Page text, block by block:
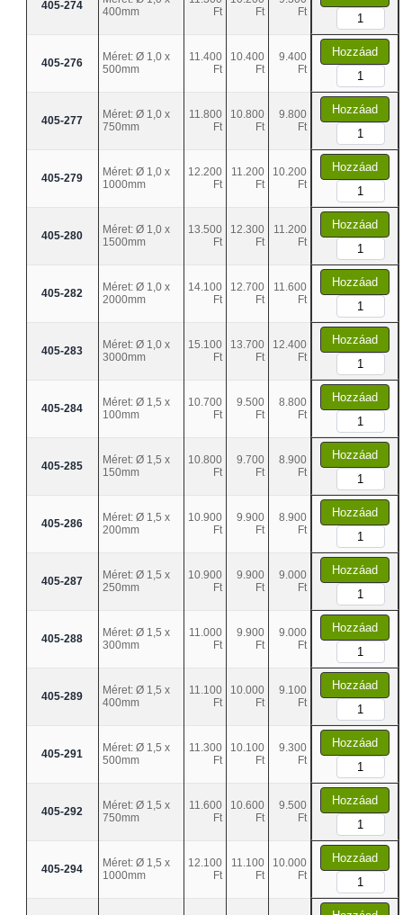
405-274
400mm
Ft
Ft
Ft
405-276
Méret: Ø 1,0 x
500mm
11.400
Ft
10.400
Ft
9.400
Ft
Hozzáad
405-277
Méret: Ø 1,0 x
750mm
11.800
Ft
10.800
Ft
9.800
Ft
Hozzáad
405-279
Méret: Ø 1,0 x
1000mm
12.200
Ft
11.200
Ft
10.200
Ft
Hozzáad
405-280
Méret: Ø 1,0 x
1500mm
13.500
Ft
12.300
Ft
11.200
Ft
Hozzáad
405-282
Méret: Ø 1,0 x
2000mm
14.100
Ft
12.700
Ft
11.600
Ft
Hozzáad
405-283
Méret: Ø 1,0 x
3000mm
15.100
Ft
13.700
Ft
12.400
Ft
Hozzáad
405-284
Méret: Ø 1,5 x
100mm
10.700
Ft
9.500
Ft
8.800
Ft
Hozzáad
405-285
Méret: Ø 1,5 x
150mm
10.800
Ft
9.700
Ft
8.900
Ft
Hozzáad
405-286
Méret: Ø 1,5 x
200mm
10.900
Ft
9.900
Ft
8.900
Ft
Hozzáad
405-287
Méret: Ø 1,5 x
250mm
10.900
Ft
9.900
Ft
9.000
Ft
Hozzáad
405-288
Méret: Ø 1,5 x
300mm
11.000
Ft
9.900
Ft
9.000
Ft
Hozzáad
405-289
Méret: Ø 1,5 x
400mm
11.100
Ft
10.000
Ft
9.100
Ft
Hozzáad
405-291
Méret: Ø 1,5 x
500mm
11.300
Ft
10.100
Ft
9.300
Ft
Hozzáad
405-292
Méret: Ø 1,5 x
750mm
11.600
Ft
10.600
Ft
9.500
Ft
Hozzáad
405-294
Méret: Ø 1,5 x
1000mm
12.100
Ft
11.100
Ft
10.000
Ft
Hozzáad